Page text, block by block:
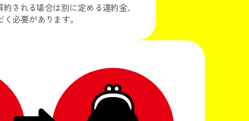
される場合は別に定める違約金、
必要があります。